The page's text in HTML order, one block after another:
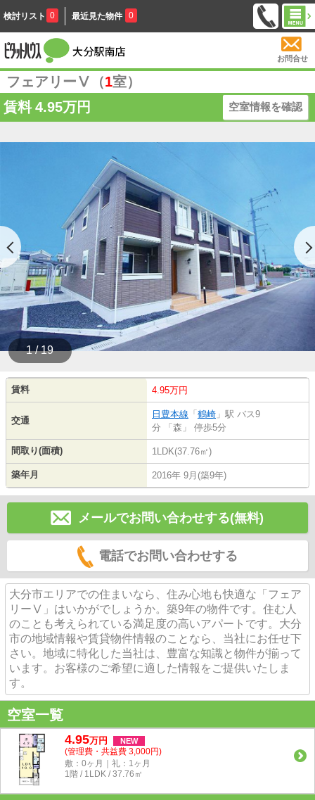
検討リスト 0 最近見た物件 0
お問合せ
フェアリーⅤ（1室）
賃料 4.95万円 空室情報を確認
1 / 19
賃料 4.95万円
交通
日豊本線 「 鶴崎 」駅 バス9
分 「森」 停歩5分
間取り(面積) 1LDK(37.76㎡)
築年月 2016年 9月(築9年)
メールでお問い合わせする(無料)
電話でお問い合わせする
大分市エリアでの住まいなら、住み心地も快適な「フェア
リーⅤ」はいかがでしょうか。築9年の物件です。住む人
のことも考えられている満足度の高いアパートです。大分
市の地域情報や賃貸物件情報のことなら、当社にお任せ下
さい。地域に特化した当社は、豊富な知識と物件が揃って
います。お客様のご希望に適した情報をご提供いたしま
す。
空室一覧
4.95万円 NEW
(管理費・共益費 3,000円)
敷：0ヶ月｜礼：1ヶ月
1階 / 1LDK / 37.76㎡